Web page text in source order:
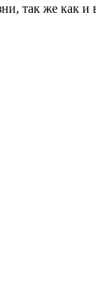
так же как